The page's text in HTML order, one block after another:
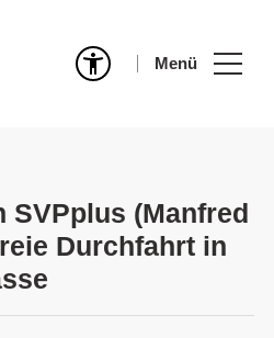
Menü
SVPplus (Manfred
Durchfahrt in